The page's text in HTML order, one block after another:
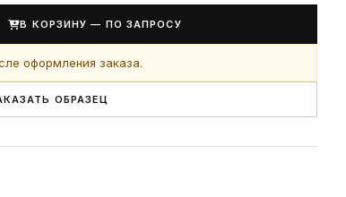
В КОРЗИНУ — ПО ЗАПРОСУ
оформления заказа.
ОБРАЗЕЦ